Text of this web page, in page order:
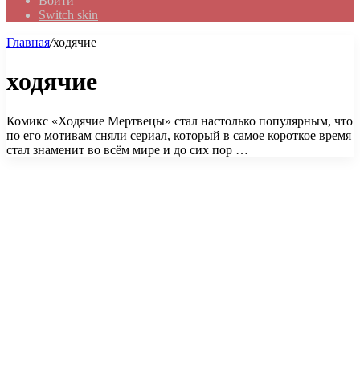
Switch skin
Главная/ходячие
ходячие
Комикс «Ходячие Мертвецы» стал настолько популярным, что
по его мотивам сняли сериал, который в самое короткое время
стал знаменит во всём мире и до сих пор …